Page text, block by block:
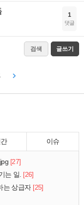
1
댓글
검색 글쓰기
이슈
[27]
는 일. [26]
는 상급자 [25]